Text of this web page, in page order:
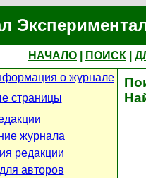
НАЧАЛО ПОИСК
о журнале
страницы
журнала
редакции
авторов